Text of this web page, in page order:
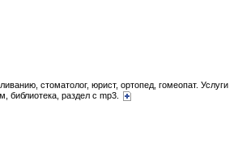
стоматолог, юрист, ортопед, гомеопат. Услуги
раздел с mp3.